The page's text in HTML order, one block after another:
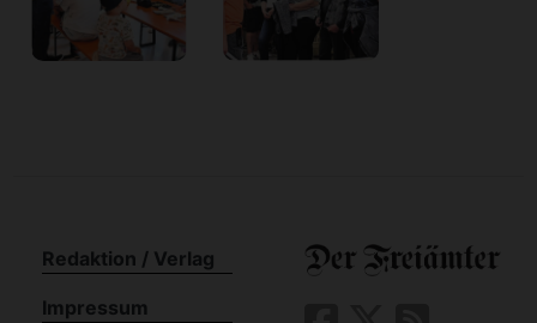
Redaktion / Verlag
Impressum